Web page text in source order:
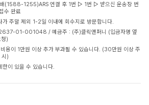
(1588-1255)ARS 연결 후 1번 ▷ 1번 ▷ 받으신 운송장 번
수 완료
주말 제외 1-2일 이내에 회수지로 방문합니다.
01-001048 / 예금주 : (주)클릭앤퍼니 (입금자명 옆
)
용이 1만원 이상 추가 부과될 수 있습니다. (30만원 이상 주
시)
이 있을 수 있습니다.